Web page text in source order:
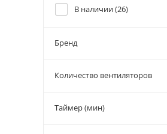
В наличии (26)
Бренд
Количество вентиляторов
Таймер (мин)